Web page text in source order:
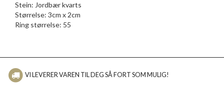
Stein: Jordbær kvarts
Størrelse: 3cm x 2cm
Ring størrelse: 55
VI LEVERER VAREN TIL DEG SÅ FORT SOM MULIG!